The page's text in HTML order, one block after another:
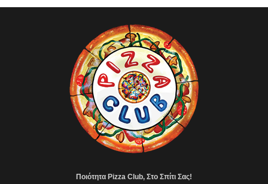
Ποιότητα Pizza Club, Στο Σπίτι Σας!